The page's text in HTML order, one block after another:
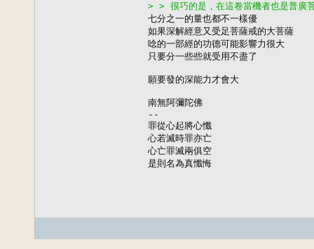
> > 很巧的是，在這卷當機者也是普廣
七分之一的量也都不一樣優
如果深解經意又受足菩薩戒的大菩薩
唸的一部經的功德可能影響力很大
只要分一些些就受用不盡了
願要發的深能力才會大
南無阿彌陀佛
--
罪從心起將心懺
心若滅時罪亦亡
心亡罪滅兩俱空
是則名為真懺悔